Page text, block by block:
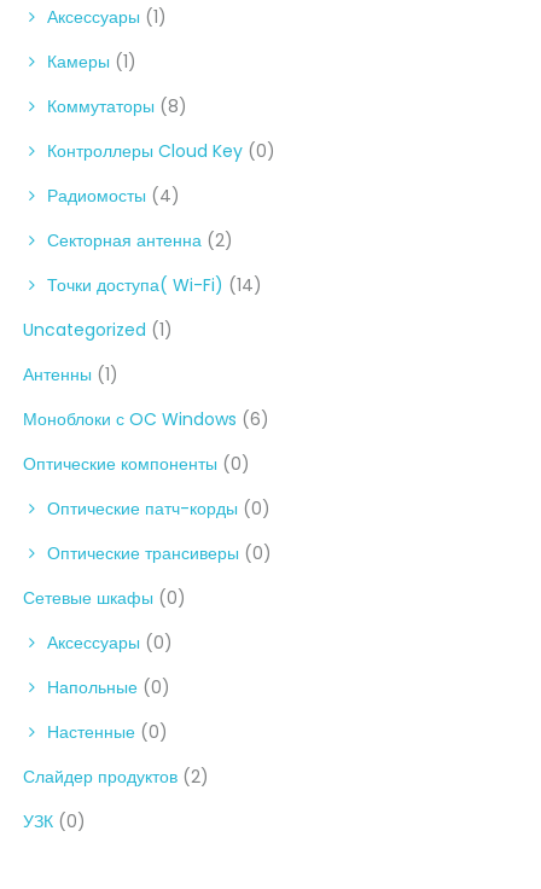
Аксессуары (1)
Камеры (1)
Коммутаторы (8)
Контроллеры Cloud Key (0)
Радиомосты (4)
Секторная антенна (2)
Точки доступа( Wi-Fi) (14)
Uncategorized (1)
Антенны (1)
Моноблоки с OC Windows (6)
Оптические компоненты (0)
Оптические патч-корды (0)
Оптические трансиверы (0)
Сетевые шкафы (0)
Аксессуары (0)
Напольные (0)
Настенные (0)
Слайдер продуктов (2)
УЗК (0)